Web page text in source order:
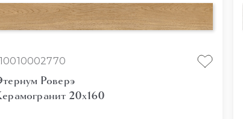
Роверэ
20x160